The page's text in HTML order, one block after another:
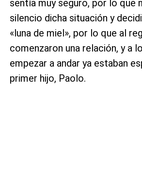
sentía muy seguro, por lo que
silencio dicha situación y
«luna de miel», por lo que al
comenzaron una relación, y a
empezar a andar ya estaban
primer hijo, Paolo.